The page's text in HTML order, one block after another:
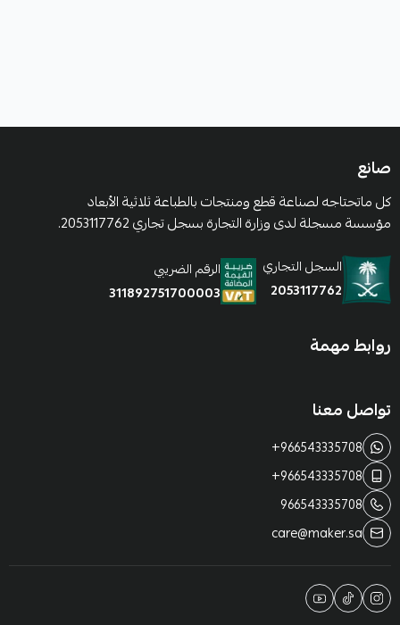
صانع
كل ماتحتاجه لصناعة قطع ومنتجات بالطباعة ثلاثية الأبعاد
مؤسسة مسجلة لدى وزارة التجارة بسجل تجاري 2053117762.
السجل التجاري
2053117762
الرقم الضريبي
311892751700003
روابط مهمة
تواصل معنا
+966543335708
+966543335708
966543335708
care@maker.sa